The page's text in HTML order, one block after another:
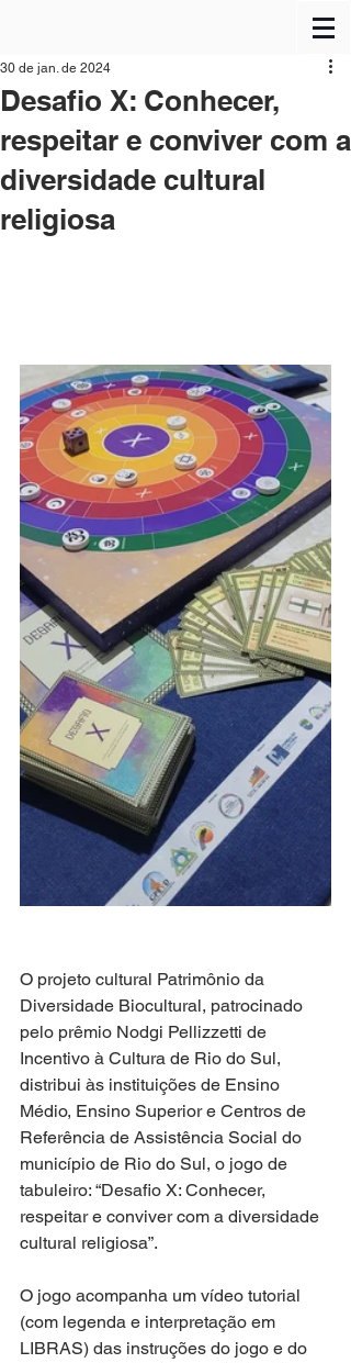
Desafio X: Conhecer,
respeitar e conviver com a
diversidade cultural
religiosa
30 de jan. de 2024
O projeto cultural Patrimônio da
Diversidade Biocultural, patrocinado
pelo prêmio Nodgi Pellizzetti de
Incentivo à Cultura de Rio do Sul,
distribui às instituições de Ensino
Médio, Ensino Superior e Centros de
Referência de Assistência Social do
município de Rio do Sul, o jogo de
tabuleiro: “Desafio X: Conhecer,
respeitar e conviver com a diversidade
cultural religiosa”.
O jogo acompanha um vídeo tutorial
(com legenda e interpretação em
LIBRAS) das instruções do jogo e do